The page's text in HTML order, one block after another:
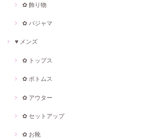
✿ 飾り物
✿ パジャマ
♥ メンズ
✿ トップス
✿ ボトムス
✿ アウター
✿ セットアップ
✿ お靴